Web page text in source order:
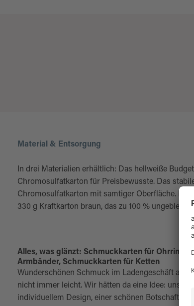
Material & Entsorgung
In drei Materialien erhältlich: Das hellweiße
Chromosulfatkarton für Preisbewusste. Das
Chromosulfatkarton mit samtiger Oberfläche. Das
330 g Kraftkarton braun, das zu 100 % ungebleicht
Alles, was glänzt: Schmuckkarten für
Armbänder, Schmuckkarten für Ketten
Wunderschönen Schmuck im Ladengeschäft
nicht immer leicht. Wir hätten da eine Idee: unsere
individuellem Design, einer schönen Botschaft